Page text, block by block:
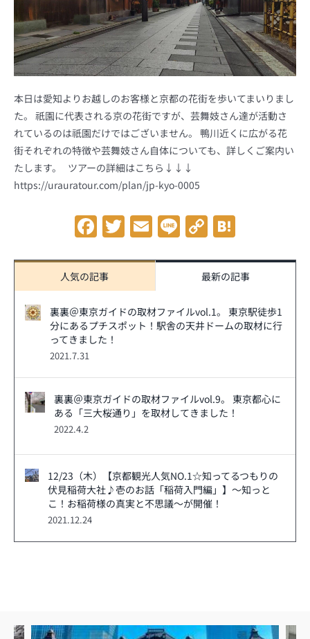
本日は愛知よりお越しのお客様と京都の花街を歩いてまいりまし
た。 祇園に代表される京の花街ですが、芸舞妓さん達が活動さ
れているのは祇園だけではございません。 鴨川近くに広がる花
街それぞれの特徴や芸舞妓さん自体についても、詳しくご案内い
たします。 ツアーの詳細はこちら↓↓↓
https://urauratour.com/plan/jp-kyo-0005
Facebook
Twitter
Email
LineCopy
人気の記事 最新の記事
裏裏＠東京ガイドの取材ファイルvol.1。 東京駅徒歩1
分にあるプチスポット！駅舎の天井ドームの取材に行
ってきました！
2021.7.31
裏裏＠東京ガイドの取材ファイルvol.9。 東京都心に
ある「三大桜通り」を取材してきました！
2022.4.2
12/23（木）【京都観光人気NO.1☆知ってるつもりの
伏見稲荷大社♪壱のお話「稲荷入門編」】～知っと
こ！お稲荷様の真実と不思議～が開催！
2021.12.24